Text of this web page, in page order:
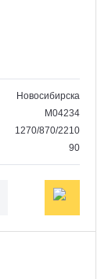
Новосибирска
M04234
1270/870/2210
90